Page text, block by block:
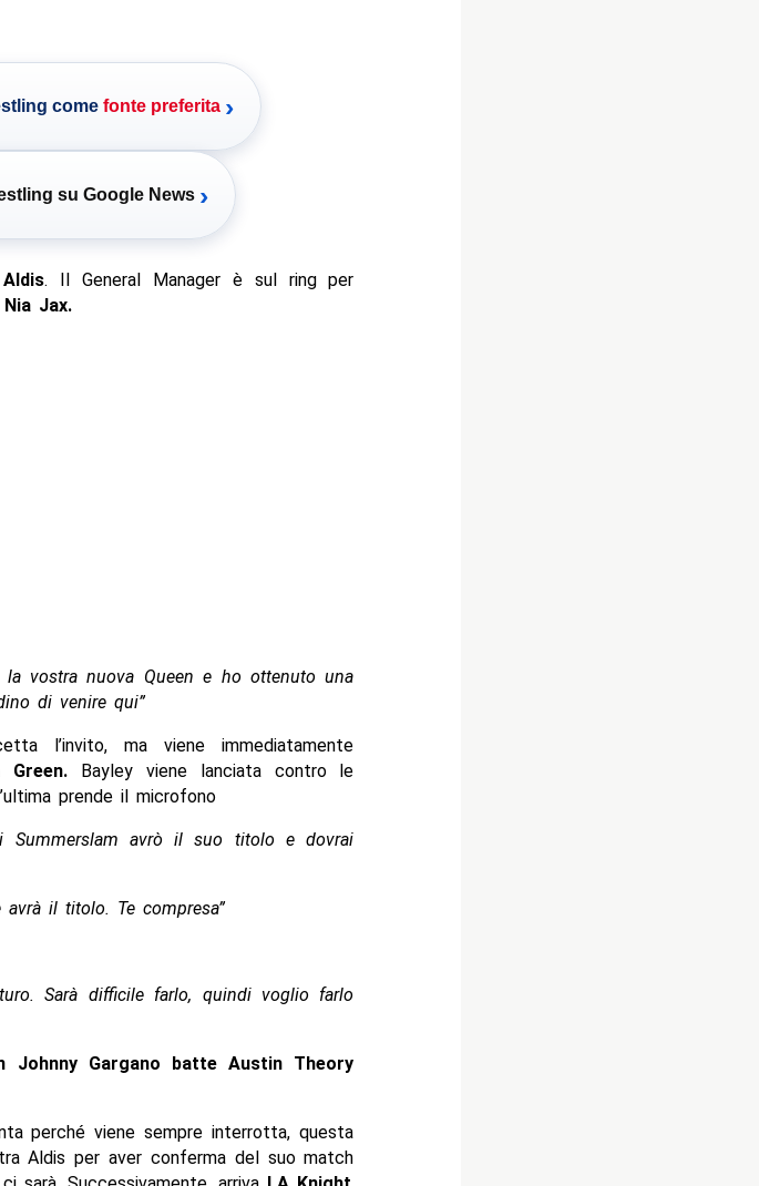
come fonte preferita ›
su Google News ›
. Il General Manager è sul ring per
Nia Jax.
vostra nuova Queen e ho ottenuto una
di venire qui”
l’invito, ma viene immediatamente
Green.Bayley viene lanciata contro le
prende il microfono
Summerslam avrò il suo titolo e dovrai
il titolo. Te compresa”
Sarà difficile farlo, quindi voglio farlo
Johnny Gargano batte Austin Theory
perché viene sempre interrotta, questa
Aldis per aver conferma del suo match